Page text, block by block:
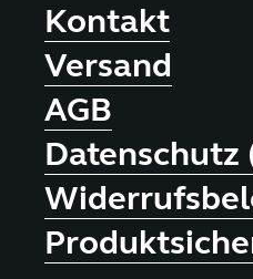
Kontakt
Versand
AGB
Datenschutz